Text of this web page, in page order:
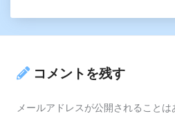
コメントを残す
メールアドレスが公開されることは